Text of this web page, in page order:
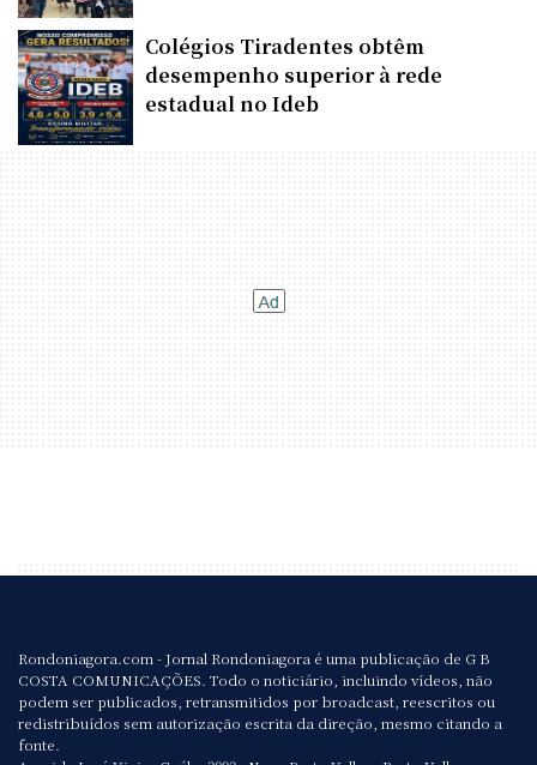
Colégios Tiradentes obtêm
desempenho superior à rede
estadual no Ideb
Rondoniagora.com - Jornal Rondoniagora é uma publicação de G B
COSTA COMUNICAÇÕES. Todo o noticiário, incluindo vídeos, não
podem ser publicados, retransmitidos por broadcast, reescritos ou
redistribuídos sem autorização escrita da direção, mesmo citando a
fonte.